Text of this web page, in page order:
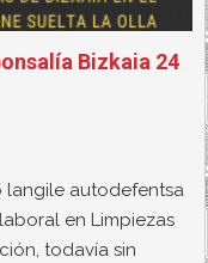
Bizkaia 24
langile autodefentsa
en Limpiezas
todavía sin